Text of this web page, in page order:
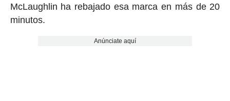
McLaughlin ha rebajado esa marca en más de 20
minutos.
Anúnciate aquí